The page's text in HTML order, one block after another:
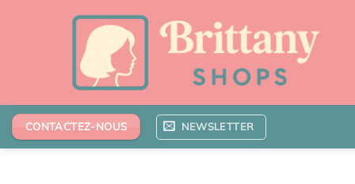
CONTACTEZ-NOUS NEWSLETTER